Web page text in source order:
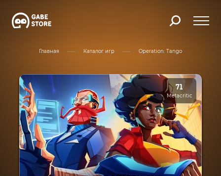
Главная Каталог игр Operation: Tango
71
Metacritic